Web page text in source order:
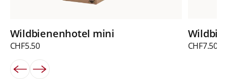
Wildbienenhotel mini
CHF5.50 CHF7.50